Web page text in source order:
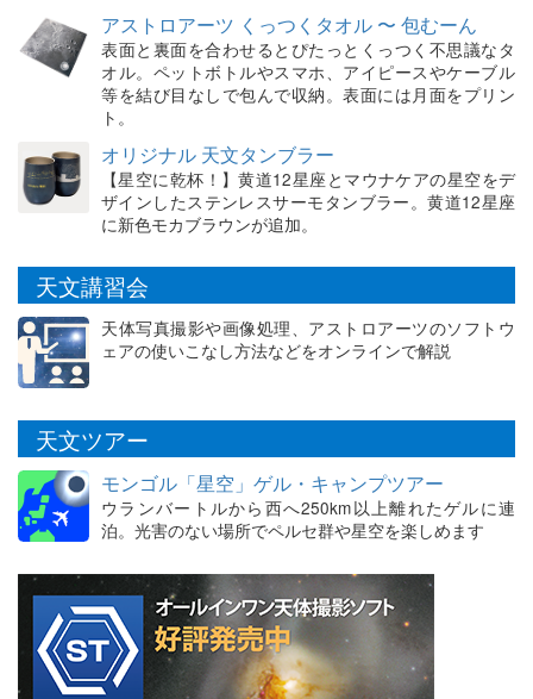
アストロアーツ くっつくタオル 〜 包むーん
表面と裏面を合わせるとぴたっとくっつく不思議なタ
オル。ペットボトルやスマホ、アイピースやケーブル
等を結び目なしで包んで収納。表面には月面をプリン
ト。
オリジナル 天文タンブラー
【星空に乾杯！】黄道12星座とマウナケアの星空をデ
ザインしたステンレスサーモタンブラー。黄道12星座
に新色モカブラウンが追加。
天文講習会
天体写真撮影や画像処理、アストロアーツのソフトウ
ェアの使いこなし方法などをオンラインで解説
天文ツアー
モンゴル「星空」ゲル・キャンプツアー
ウランバートルから西へ250km以上離れたゲルに連
泊。光害のない場所でペルセ群や星空を楽しめます